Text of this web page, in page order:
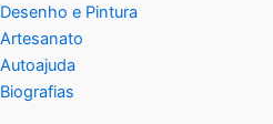
Desenho e Pintura
Artesanato
Autoajuda
Biografias